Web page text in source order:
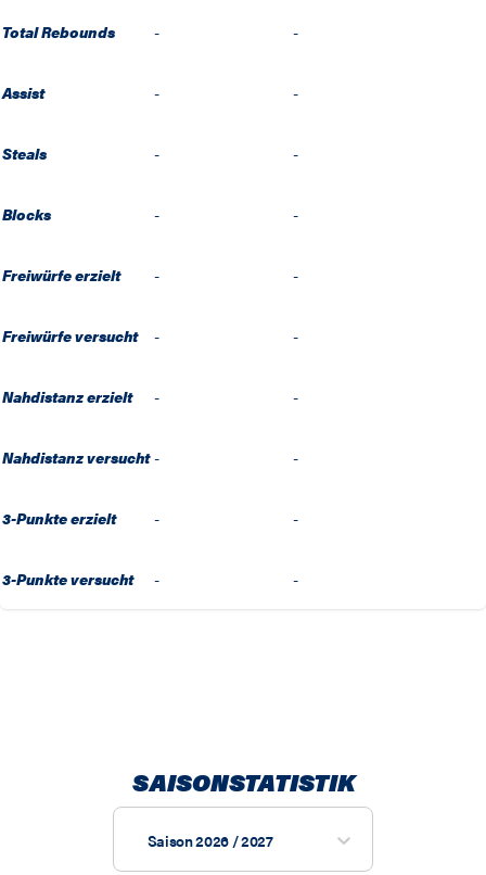
Total Rebounds - -
Assist - -
Steals - -
Blocks - -
Freiwürfe erzielt - -
Freiwürfe versucht - -
Nahdistanz erzielt - -
Nahdistanz versucht - -
3-Punkte erzielt - -
3-Punkte versucht - -
SAISONSTATISTIK
Saison 2026 / 2027